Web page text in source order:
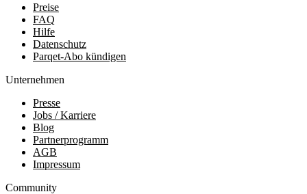
Preise
FAQ
Hilfe
Datenschutz
Parqet-Abo kündigen
Unternehmen
Presse
Jobs / Karriere
Blog
Partnerprogramm
AGB
Impressum
Community